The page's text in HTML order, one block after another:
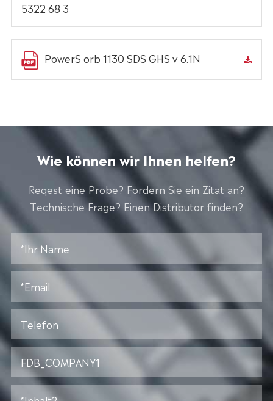
5322 68 3
PowerS orb 1130 SDS GHS v 6.1N
Wie können wir Ihnen helfen?
Reqest eine Probe? Fordern Sie ein Zitat an?
Technische Frage? Einen Distributor finden?